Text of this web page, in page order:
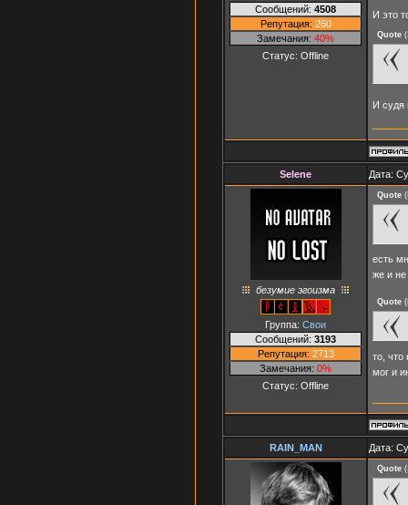
Сообщений: 4508
Репутация: 260
Замечания: 40%
Статус: Offline
И это
Quote (
И судя
Selene Дата:
безумие эгоизма
Группа: Свои
Сообщений: 3193
Репутация: 2713
Замечания: 0%
Статус: Offline
Quote (
есть
же и не
Quote (
то, что
мог и
RAIN_MAN Дата:
Quote (